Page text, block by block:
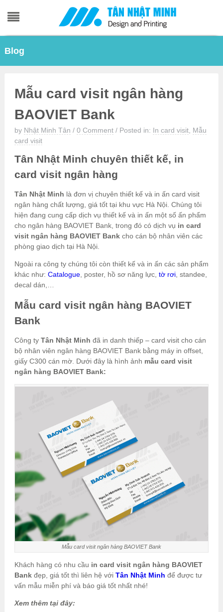
Blog
Mẫu card visit ngân hàng
BAOVIET Bank
by Nhật Minh Tân / 0 Comment / Posted in: In card visit, Mẫu
card visit
Tân Nhật Minh chuyên thiết kế, in
card visit ngân hàng
Tân Nhật Minh là đơn vị chuyên thiết kế và in ấn card visit
ngân hàng chất lượng, giá tốt tại khu vực Hà Nội. Chúng tôi
hiện đang cung cấp dịch vụ thiết kế và in ấn một số ấn phẩm
cho ngân hàng BAOVIET Bank, trong đó có dịch vụ in card
visit ngân hàng BAOVIET Bankcho cán bộ nhân viên các
phòng giao dịch tại Hà Nội.
Ngoài ra công ty chúng tôi còn thiết kế và in ấn các sản phẩm
khác như: Catalogue, poster, hồ sơ năng lực, tờ rơi, standee,
decal dán,…
Mẫu card visit ngân hàng BAOVIET
Bank
Công ty Tân Nhật Minh đã in danh thiếp – card visit cho cán
bộ nhân viên ngân hàng BAOVIET Bank bằng máy in offset,
giấy C300 cán mờ. Dưới đây là hình ảnh mẫu card visit
ngân hàng BAOVIET Bank:
Mẫu card visit ngân hàng BAOVIET Bank
Khách hàng có nhu cầu in card visit ngân hàng BAOVIET
Bankđẹp, giá tốt thì liên hệ với Tân Nhật Minh để được tư
vấn mẫu miễn phí và báo giá tốt nhất nhé!
Xem thêm tại đây: